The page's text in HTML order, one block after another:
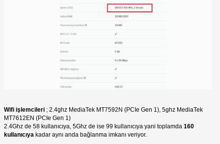
Wifi işlemcileri ; 2.4ghz MediaTek MT7592N (PCIe Gen 1), 5ghz MediaTek
MT7612EN (PCIe Gen 1)
2.4Ghz de 58 kullanıcıya, 5Ghz de ise 99 kullanıcıya yani toplamda 160
kullanıcıya kadar aynı anda bağlanma imkanı veriyor.